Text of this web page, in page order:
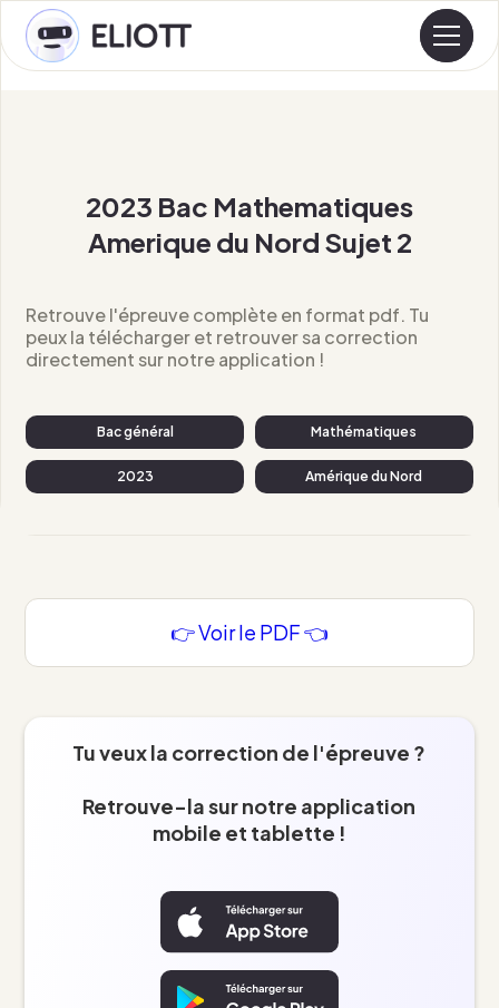
2023 Bac Mathematiques
Amerique du Nord Sujet 2
Retrouve l'épreuve complète en format pdf. Tu
peux la télécharger et retrouver sa correction
directement sur notre application !
Bac général Mathématiques
2023 Amérique du Nord
👉 Voir le PDF 👈
Tu veux la correction de l'épreuve ?
Retrouve-la sur notre application
mobile et tablette !